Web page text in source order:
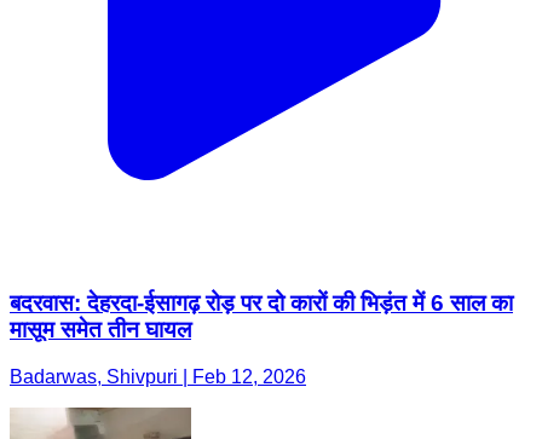
बदरवास: देहरदा-ईसागढ़ रोड़ पर दो कारों की भिड़ंत में 6 साल का
मासूम समेत तीन घायल
Badarwas, Shivpuri | Feb 12, 2026